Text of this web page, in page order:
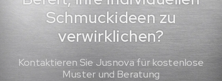
Schmuckideen zu
verwirklichen?
Kontaktieren Sie Jusnova für kostenlose
Muster und Beratung